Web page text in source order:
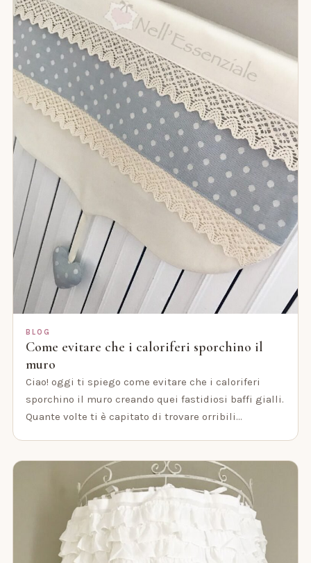
BLOG
Come evitare che i caloriferi sporchino il
muro
Ciao! oggi ti spiego come evitare che i caloriferi
sporchino il muro creando quei fastidiosi baffi gialli.
Quante volte ti è capitato di trovare orribili…